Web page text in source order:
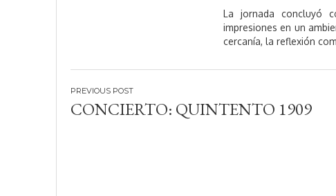
La jornada concluyó
impresiones en un
cercanía, la reflexión
Navegación
de
CONCIERTO: QUINTENTO 1909